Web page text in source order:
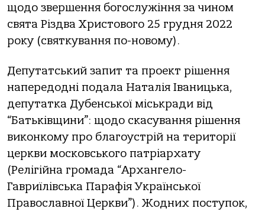
щодо звершення богослужіння за чином
свята Різдва Христового 25 грудня 2022
року (святкування по-новому).
Депутатський запит та проект рішення
напередодні подала Наталія Іваницька,
депутатка Дубенської міськради від
“Батьківщини”: щодо скасування рішення
виконкому про благоустрій на території
церкви московського патріархату
(Релігійна громада “Архангело-
Гавриїлівська Парафія Української
Православної Церкви”). Жодних поступок,